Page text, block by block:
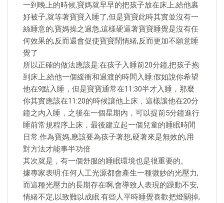
一到晚上的時候,寶媽就早早的把孩子放在床上,給他裹
好被子,就等著寶寶入睡了,但是寶寶此時其實並沒有一
絲睡意的,寶媽操之過急,這樣硬逼著寶寶睡覺是沒有任
何效果的,反而還會促使寶寶鬧情緒,反而更加不願意睡
覺了
所以正確的做法應該是:在孩子入睡前20分鐘,把孩子抱
到床上,給他一個緩衝和過渡的時間入睡.假如說你希望
他在9點入睡，但是寶寶通常在11:30半才入睡，那麼
你其實應該在11:20的時候讓他上床，這樣讓他在20分
鐘之內入睡，之後在一個星期內，可以提前5分鐘進行
睡前常規程序上床，最後建立起一個兒童的睡眠時間
日常.作為寶媽,應該要為孩子著想,硬著來是無效的,用
對方法才能事半功倍
其次就是，有一個舒服的睡眠環境也是很重要的。
據專家表明:任何人工光源都會產生一種微妙的光壓力,
而這種光壓力的長期存在啊,會導致人表現的躁動不安,
情緒不定,以致難以成眠.有些人平時睡覺喜歡把燈關掉,